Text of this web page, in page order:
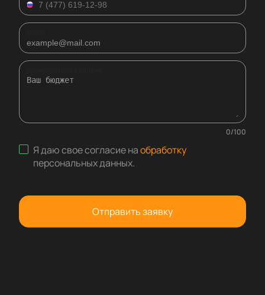
0/100
Я даю свое согласие наобработку
персональных данных.
Отправить заявку